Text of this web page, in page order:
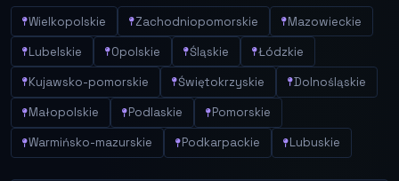
Wielkopolskie Zachodniopomorskie Mazowieckie
Lubelskie Opolskie Śląskie Łódzkie
Kujawsko-pomorskie Świętokrzyskie Dolnośląskie
Małopolskie Podlaskie Pomorskie
Warmińsko-mazurskie Podkarpackie Lubuskie